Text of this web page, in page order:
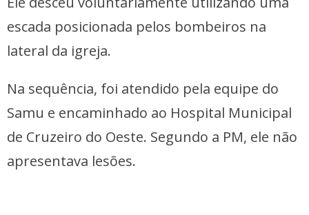
escada posicionada pelos bombeiros na
lateral da igreja.
Na sequência, foi atendido pela equipe do
Samu e encaminhado ao Hospital Municipal
de Cruzeiro do Oeste. Segundo a PM, ele não
apresentava lesões.